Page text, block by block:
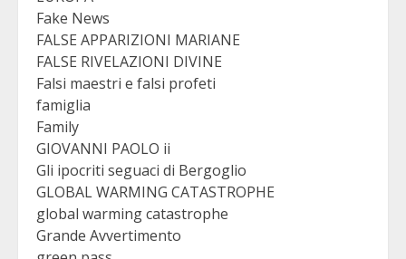
Fake News
FALSE APPARIZIONI MARIANE
FALSE RIVELAZIONI DIVINE
Falsi maestri e falsi profeti
famiglia
Family
GIOVANNI PAOLO ii
Gli ipocriti seguaci di Bergoglio
GLOBAL WARMING CATASTROPHE
global warming catastrophe
Grande Avvertimento